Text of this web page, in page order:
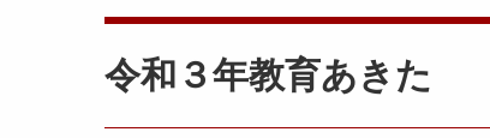
令和３年教育あきた